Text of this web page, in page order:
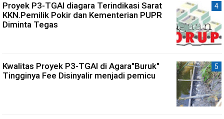
Proyek P3-TGAI diagara Terindikasi Sarat
KKN.Pemilik Pokir dan Kementerian PUPR
Diminta Tegas
Kwalitas Proyek P3-TGAI di Agara"Buruk"
Tingginya Fee Disinyalir menjadi pemicu